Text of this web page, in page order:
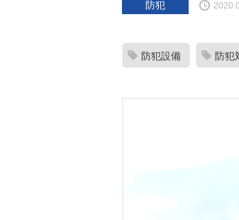
防犯
防犯設備 防犯